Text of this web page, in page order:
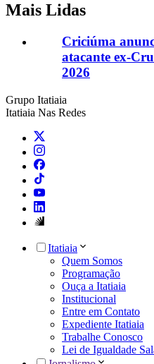
Mais Lidas
Criciúma
atacante ex-
2026
Grupo Itatiaia
Itatiaia Nas Redes
Itatiaia
Quem Somos
Programação
Ouça a Itatiaia
Institucional
Entre em Contato
Expediente Itatiaia
Trabalhe Conosco
Lei de Igualdade